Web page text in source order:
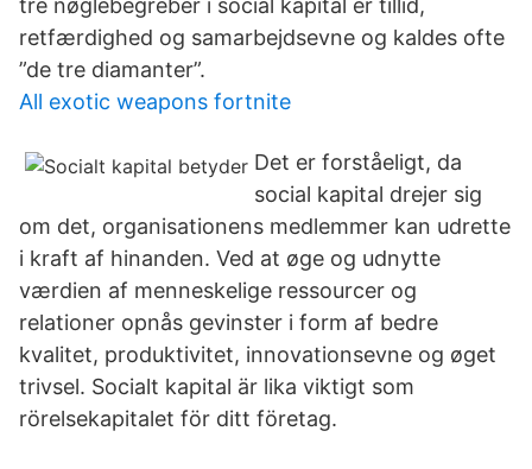
tre nøglebegreber i social kapital er tillid,
retfærdighed og samarbejdsevne og kaldes ofte
”de tre diamanter”.
All exotic weapons fortnite
Det er forståeligt, da
social kapital drejer sig
om det, organisationens medlemmer kan udrette
i kraft af hinanden. Ved at øge og udnytte
værdien af menneskelige ressourcer og
relationer opnås gevinster i form af bedre
kvalitet, produktivitet, innovationsevne og øget
trivsel. Socialt kapital är lika viktigt som
rörelsekapitalet för ditt företag.